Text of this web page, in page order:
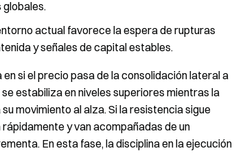
globales.
actual favorece la espera de rupturas
y señales de capital estables.
si el precio pasa de la consolidación lateral a
estabiliza en niveles superiores mientras la
movimiento al alza. Si la resistencia sigue
y van acompañadas de un
En esta fase, la disciplina en la ejecución